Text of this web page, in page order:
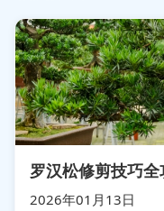
罗汉松修剪技巧
2026年01月13日